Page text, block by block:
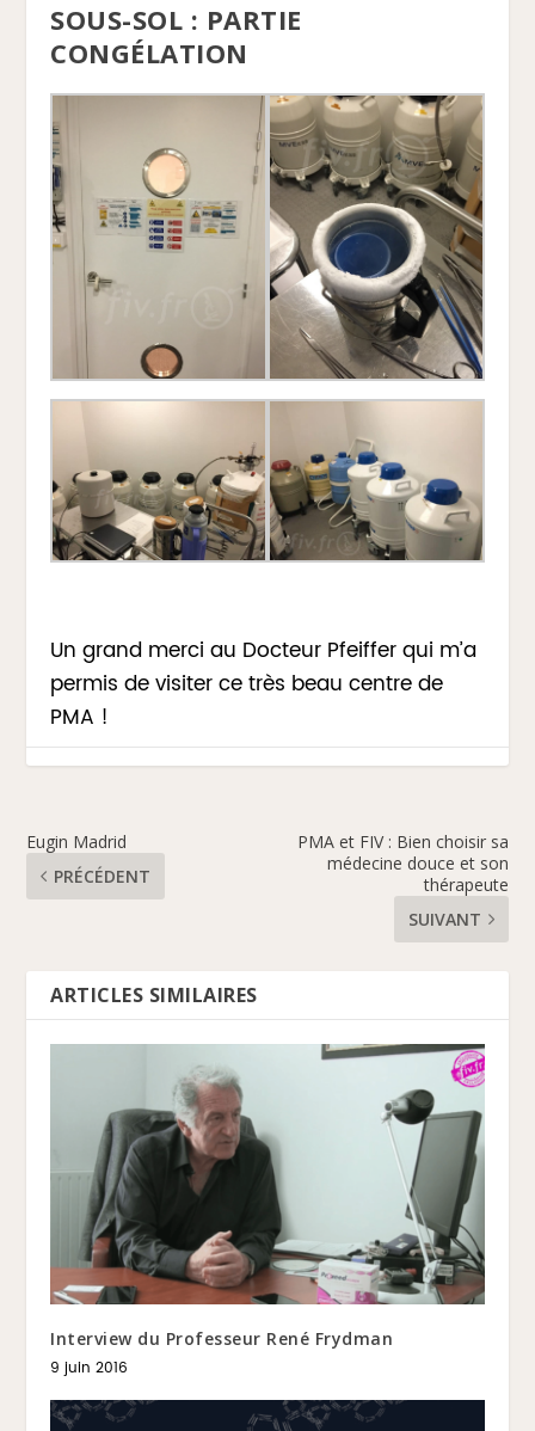
SOUS-SOL : PARTIE
CONGÉLATION
Un grand merci au Docteur Pfeiffer qui m’a
permis de visiter ce très beau centre de
PMA !
Eugin Madrid
PRÉCÉDENT
PMA et FIV : Bien choisir sa
médecine douce et son
thérapeute
SUIVANT
ARTICLES SIMILAIRES
Interview du Professeur René Frydman
9 juin 2016